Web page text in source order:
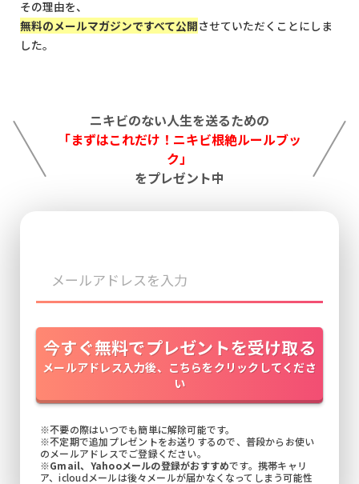
その理由を、
無料のメールマガジンですべて公開させていただくことにしま
した。
ニキビのない人生を送るための
「まずはこれだけ！ニキビ根絶ルールブッ
ク」
をプレゼント中
今すぐ無料でプレゼントを受け取る
メールアドレス入力後、こちらをクリックしてくださ
い
※不要の際はいつでも簡単に解除可能です。
※不定期で追加プレゼントをお送りするので、普段からお使い
のメールアドレスでご登録ください。
※Gmail、Yahooメールの登録がおすすめです。携帯キャリ
ア、icloudメールは後々メールが届かなくなってしまう可能性